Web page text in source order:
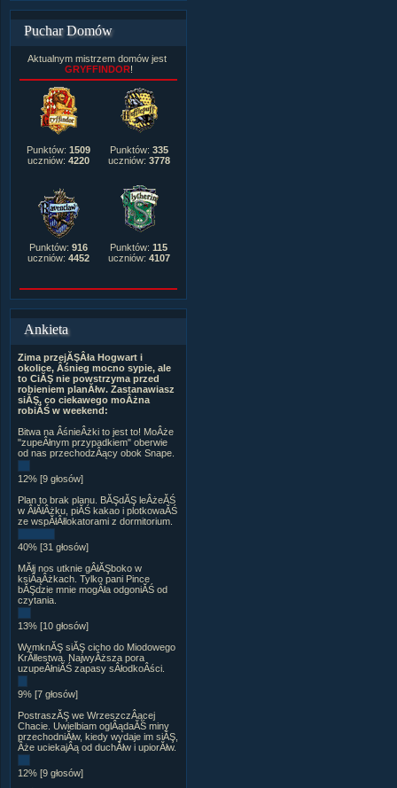
Puchar Domów
Aktualnym mistrzem domów jest
GRYFFINDOR!
Punktów: 1509
uczniów: 4220
Punktów: 335
uczniów: 3778
Punktów: 916
uczniów: 4452
Punktów: 115
uczniów: 4107
Ankieta
Zima przejĂŞÂła Hogwart i
okolice, Âśnieg mocno sypie, ale
to CiĂŞ nie powstrzyma przed
robieniem planĂłw. Zastanawiasz
siĂŞ, co ciekawego moÂżna
robiĂŚ w weekend:
Bitwa na ÂśnieÂżki to jest to! MoÂże
"zupeÂłnym przypadkiem" oberwie
od nas przechodzÂący obok Snape.
12% [9 głosów]
Plan to brak planu. BĂŞdĂŞ leÂżeĂŚ
w ÂłĂłÂżku, piĂŚ kakao i plotkowaĂŚ
ze wspĂłÂłlokatorami z dormitorium.
40% [31 głosów]
MĂłj nos utknie gÂłĂŞboko w
ksiÂąÂżkach. Tylko pani Pince
bĂŞdzie mnie mogÂła odgoniĂŚ od
czytania.
13% [10 głosów]
WymknĂŞ siĂŞ cicho do Miodowego
KrĂłlestwa. NajwyÂższa pora
uzupeÂłniĂŚ zapasy sÂłodkoÂści.
9% [7 głosów]
PostraszĂŞ we WrzeszczÂącej
Chacie. Uwielbiam oglÂądaĂŚ miny
przechodniĂłw, kiedy wydaje im siĂŞ,
Âże uciekajÂą od duchĂłw i upiorĂłw.
12% [9 głosów]